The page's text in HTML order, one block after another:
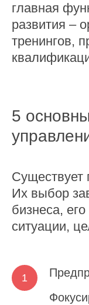
главная
развития –
тренингов,
5
Существует
Их выбор
бизнеса,
ситуации,